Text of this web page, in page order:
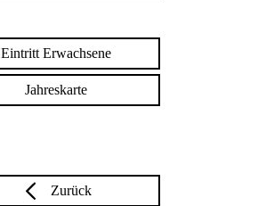
Eintritt Erwachsene
Jahreskarte
Zurück